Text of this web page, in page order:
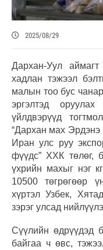
2025/08/29
Дархан-Уул
хадлан тэжээл
малын тоо бус
эргэлтэд
үйлдвэрүүд
“Дархан мах Эрдэнэ
Иран улс руу
фүүдс” ХХК төлөг,
үхрийн махыг нэг
10500 төгрөгөөр
хүртэл Узбек,
зэрэг улсад
Сүүлийн өдрүүдэд
байгаа ч өвс,